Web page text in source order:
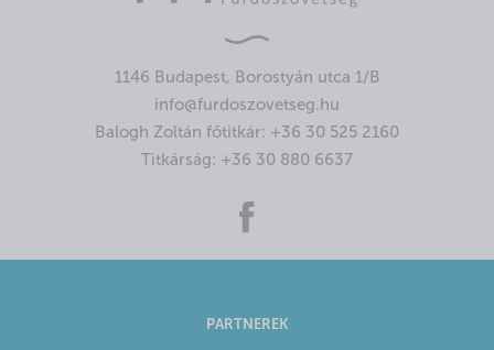
1146 Budapest, Borostyán utca 1/B
info@furdoszovetseg.hu
Balogh Zoltán főtitkár: +36 30 525 2160
Titkárság: +36 30 880 6637
PARTNEREK